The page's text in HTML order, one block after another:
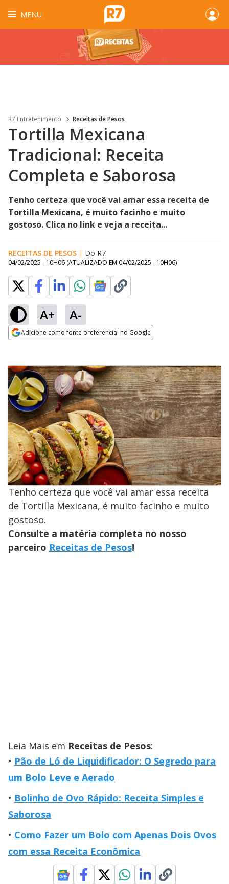
MENU
R7 Entretenimento Receitas de Pesos
Tortilla Mexicana
Tradicional: Receita
Completa e Saborosa
Tenho certeza que você vai amar essa receita de
Tortilla Mexicana, é muito facinho e muito
gostoso. Clica no link e veja a receita...
RECEITAS DE PESOS | Do R7
04/02/2025 - 10H06 (ATUALIZADO EM 04/02/2025 - 10H06)
A+ A-
Adicione como fonte preferencial no Google
Tenho certeza que você vai amar essa receita
de Tortilla Mexicana, é muito facinho e muito
gostoso.
Consulte a matéria completa no nosso
parceiro Receitas de Pesos!
Leia Mais em Receitas de Pesos:
Pão de Ló de Liquidificador: O Segredo para
um Bolo Leve e Aerado
Bolinho de Ovo Rápido: Receita Simples e
Saborosa
Como Fazer um Bolo com Apenas Dois Ovos
com essa Receita Econômica